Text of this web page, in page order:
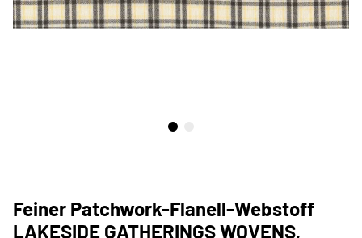
Feiner Patchwork-Flanell-Webstoff
LAKESIDE GATHERINGS WOVENS,